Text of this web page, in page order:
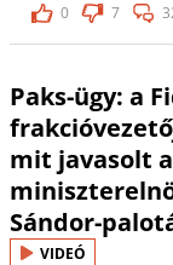
0
7
Paks-ügy: a
mit javasolt a
Sándor-
VIDEÓ